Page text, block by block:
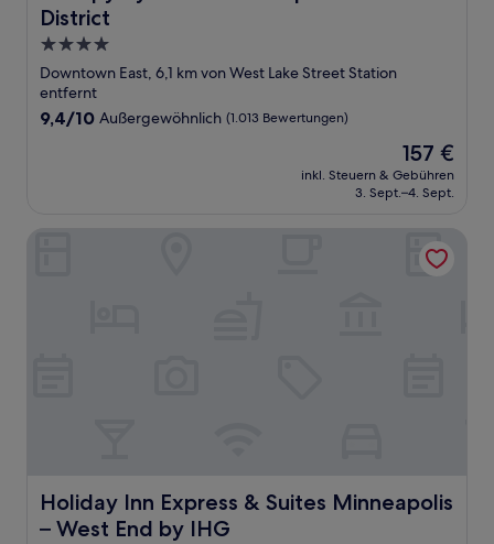
District
4.0-
Sterne-
Unterkunft
Downtown East, 6,1 km von West Lake Street Station
entfernt
9.4
9,4/10 Außergewöhnlich (1.013 Bewertungen)
Der
Preis
beträgt
157 €
inkl. Steuern & Gebühren
3. Sept.–4. Sept.
Holiday Inn Express & Suites Minneapolis
– West End by IHG
Holiday Inn Express & Suites Minneapolis – West End by
Holiday Inn Express & Suites Minneapolis – West End by